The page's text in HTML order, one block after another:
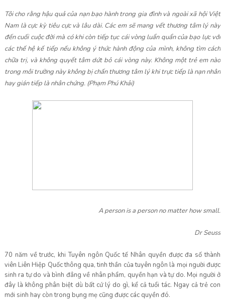
Tôi cho rằng hậu quả của nạn bạo hành trong gia đình và ngoài xã hội Việt
Nam là cực kỳ tiêu cực và lâu dài. Các em sẽ mang vết thương tâm lý này
đến cuối cuộc đời mà có khi còn tiếp tục cái vòng luẩn quẩn của bạo lực với
các thế hệ kế tiếp nếu không ý thức hành động của mình, không tìm cách
chữa trị, và không quyết tâm dứt bỏ cái vòng này. Không một trẻ em nào
trong môi trường này không bị chấn thương tâm lý khi trực tiếp là nạn nhân
hay gián tiếp là nhân chứng. (Phạm Phú Khải)
A person is a person no matter how small.
Dr Seuss
70 năm về trước, khi Tuyên ngôn Quốc tế Nhân quyền được đa số thành
viên Liên Hiệp Quốc thông qua, tinh thần của tuyên ngôn là mọi người được
sinh ra tự do và bình đẳng về nhân phẩm, quyền hạn và tự do. Mọi người ở
đây là không phân biệt dù bất cứ lý do gì, kể cả tuổi tác. Ngay cả trẻ con
mới sinh hay còn trong bụng mẹ cũng được các quyền đó.